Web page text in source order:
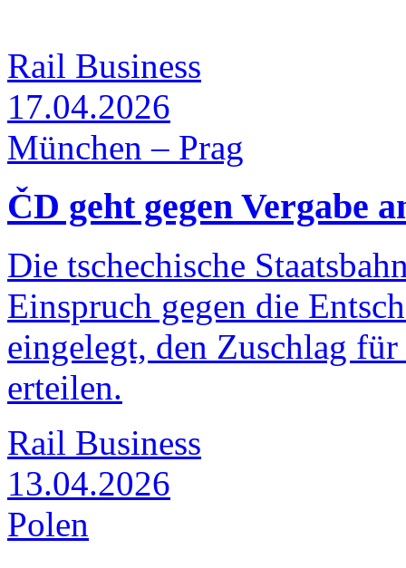
Rail Business
17.04.2026
München – Prag
ČD geht gegen Vergabe
Die tschechische
Einspruch gegen die
eingelegt, den Zuschlag
erteilen.
Rail Business
13.04.2026
Polen